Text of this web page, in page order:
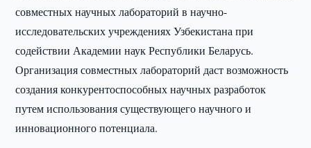
совместных научных лабораторий в научно-
исследовательских учреждениях Узбекистана при
содействии Академии наук Республики Беларусь.
Организация совместных лабораторий даст возможность
создания конкурентоспособных научных разработок
путем использования существующего научного и
инновационного потенциала.